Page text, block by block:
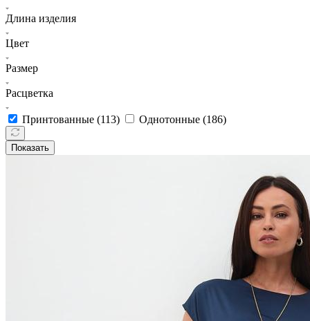
Длина изделия
Цвет
Размер
Расцветка
Принтованные (113) Однотонные (186)
Показать